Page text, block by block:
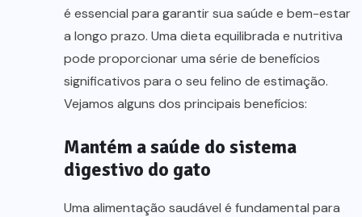
é essencial para garantir sua saúde e bem-estar
a longo prazo. Uma dieta equilibrada e nutritiva
pode proporcionar uma série de benefícios
significativos para o seu felino de estimação.
Vejamos alguns dos principais benefícios:
Mantém a saúde do sistema
digestivo do gato
Uma alimentação saudável é fundamental para